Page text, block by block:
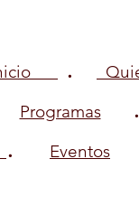
.
Programas .
. Eventos